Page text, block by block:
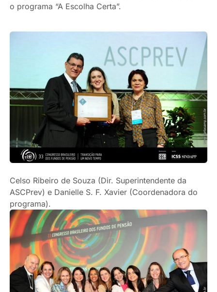
o programa “A Escolha Certa”.
Celso Ribeiro de Souza (Dir. Superintendente da
ASCPrev) e Danielle S. F. Xavier (Coordenadora do
programa).